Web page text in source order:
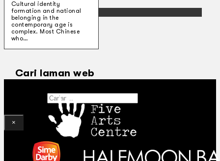
EN
Cari laman web
×
Cultural identity
formation and national
belonging in the
contemporary age is
complex. Most Chinese
who…